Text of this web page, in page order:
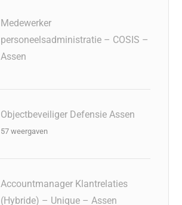
Medewerker
personeelsadministratie – COSIS –
Assen
Objectbeveiliger Defensie Assen
57 weergaven
Accountmanager Klantrelaties
(Hybride) – Unique – Assen